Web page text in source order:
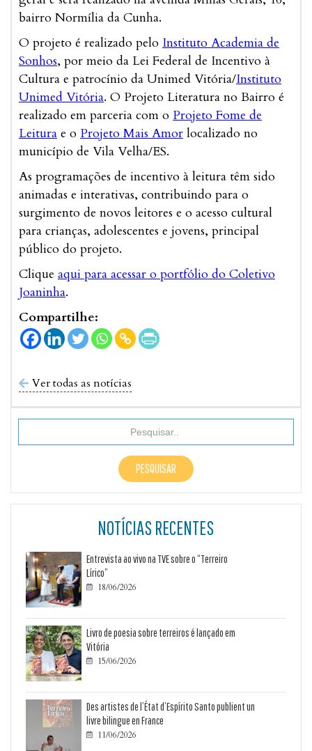
bairro Normília da Cunha.
O projeto é realizado pelo Instituto Academia de
Sonhos, por meio da Lei Federal de Incentivo à
Cultura e patrocínio da Unimed Vitória/Instituto
Unimed Vitória. O Projeto Literatura no Bairro é
realizado em parceria com o Projeto Fome de
Leitura e o Projeto Mais Amor localizado no
município de Vila Velha/ES.
As programações de incentivo à leitura têm sido
animadas e interativas, contribuindo para o
surgimento de novos leitores e o acesso cultural
para crianças, adolescentes e jovens, principal
público do projeto.
Clique aqui para acessar o portfólio do Coletivo
Joaninha.
Compartilhe:
 Ver todas as notícias
NOTÍCIAS RECENTES
Entrevista ao vivo na TVE sobre o “Terreiro
Lírico”
 18/06/2026
Livro de poesia sobre terreiros é lançado em
Vitória
 15/06/2026
Des artistes de l’État d’Espírito Santo publient un
livre bilingue en France
 11/06/2026